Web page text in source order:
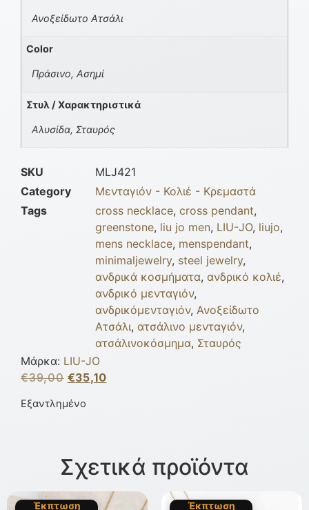
Ανοξείδωτο Ατσάλι
Color
Πράσινο, Ασημί
Στυλ / Χαρακτηριστικά
Αλυσίδα, Σταυρός
SKU
MLJ421
Category
Μενταγιόν - Κολιέ - Κρεμαστά
Tags
cross necklace, cross pendant,
greenstone, liu jo men, LIU-JO, liujo,
mens necklace, menspendant,
minimaljewelry, steel jewelry,
ανδρικά κοσμήματα, ανδρικό κολιέ,
ανδρικό μενταγιόν,
ανδρικόμενταγιόν, Ανοξείδωτο
Ατσάλι, ατσάλινο μενταγιόν,
ατσάλινοκόσμημα, Σταυρός
Μάρκα: LIU-JO
€39,00 €35,10
Εξαντλημένο
Σχετικά προϊόντα
Έκπτωση
Έκπτωση